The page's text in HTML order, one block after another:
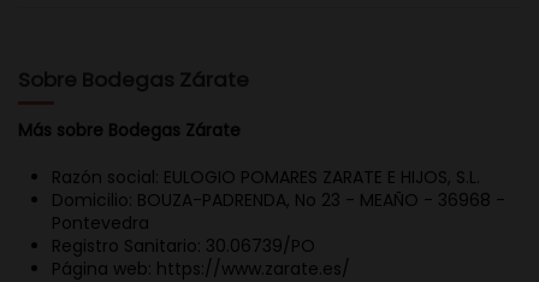
Sobre Bodegas Zárate
Más sobre Bodegas Zárate
Razón social: EULOGIO POMARES ZARATE E HIJOS, S.L.
Domicilio: BOUZA-PADRENDA, No 23 - MEAÑO - 36968 -
Pontevedra
Registro Sanitario: 30.06739/PO
Página web: https://www.zarate.es/